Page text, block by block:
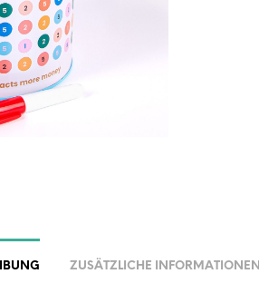
ZUSÄTZLICHE INFORMATIONEN